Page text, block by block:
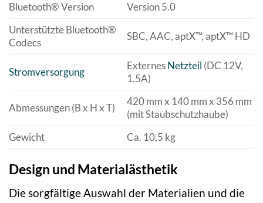
Bluetooth® Version
Version 5.0
Unterstützte Bluetooth®
Codecs
SBC, AAC, aptX™, aptX™ HD
Stromversorgung
ExternesNetzteil (DC 12V,
1.5A)
Abmessungen (B x H x T)
420 mm x 140 mm x 356 mm
(mit Staubschutzhaube)
Gewicht
Ca. 10,5 kg
Design und Materialästhetik
Die sorgfältige Auswahl der Materialien und die